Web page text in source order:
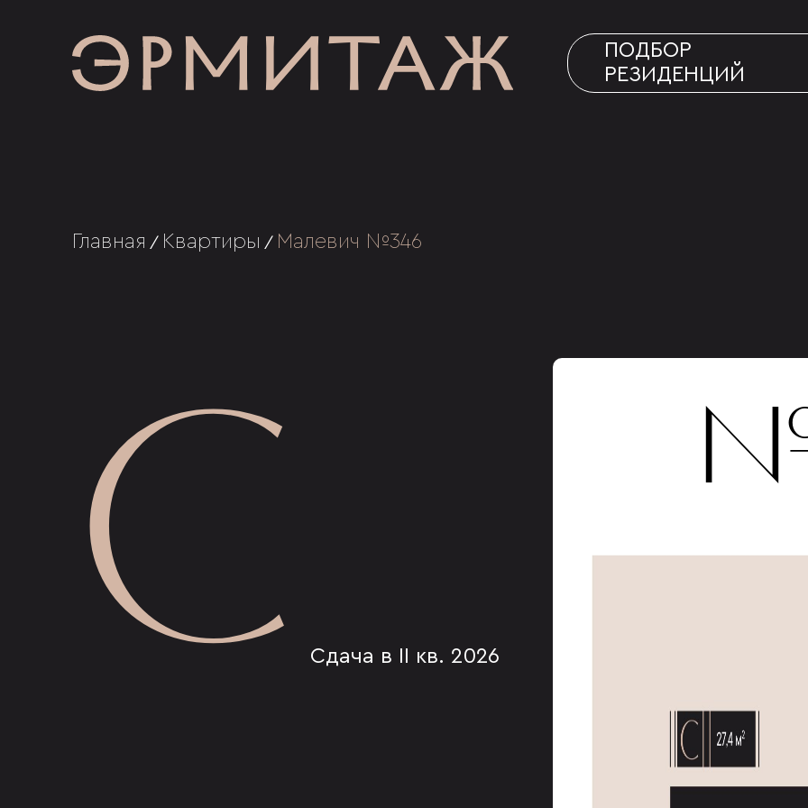
ПОДБОР
РЕЗИДЕНЦИЙ
Главная / Квартиры / Малевич №346
С Сдача в II кв. 2026